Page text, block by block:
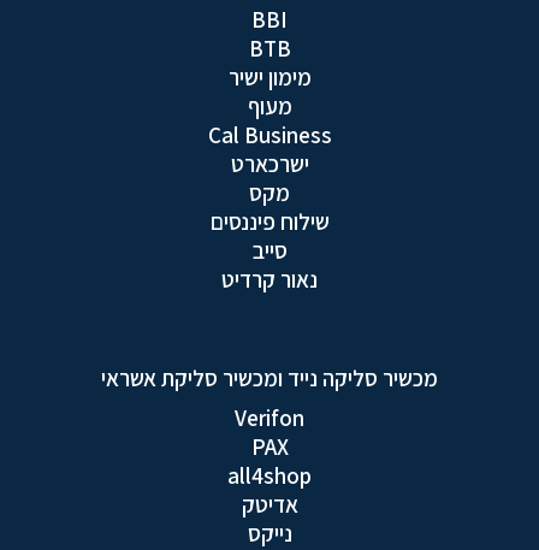
BBI
BTB
מימון ישיר
מעוף
Cal Business
ישרכארט
מקס
שילוח פיננסים
סייב
נאור קרדיט
מכשיר סליקה נייד ומכשיר סליקת אשראי
Verifon
PAX
all4shop
אדיטק
נייקס